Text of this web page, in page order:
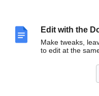
Edit with the
Make tweaks,
to edit at the